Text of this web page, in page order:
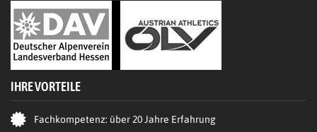
IHRE VORTEILE
Fachkompetenz: über 20 Jahre Erfahrung